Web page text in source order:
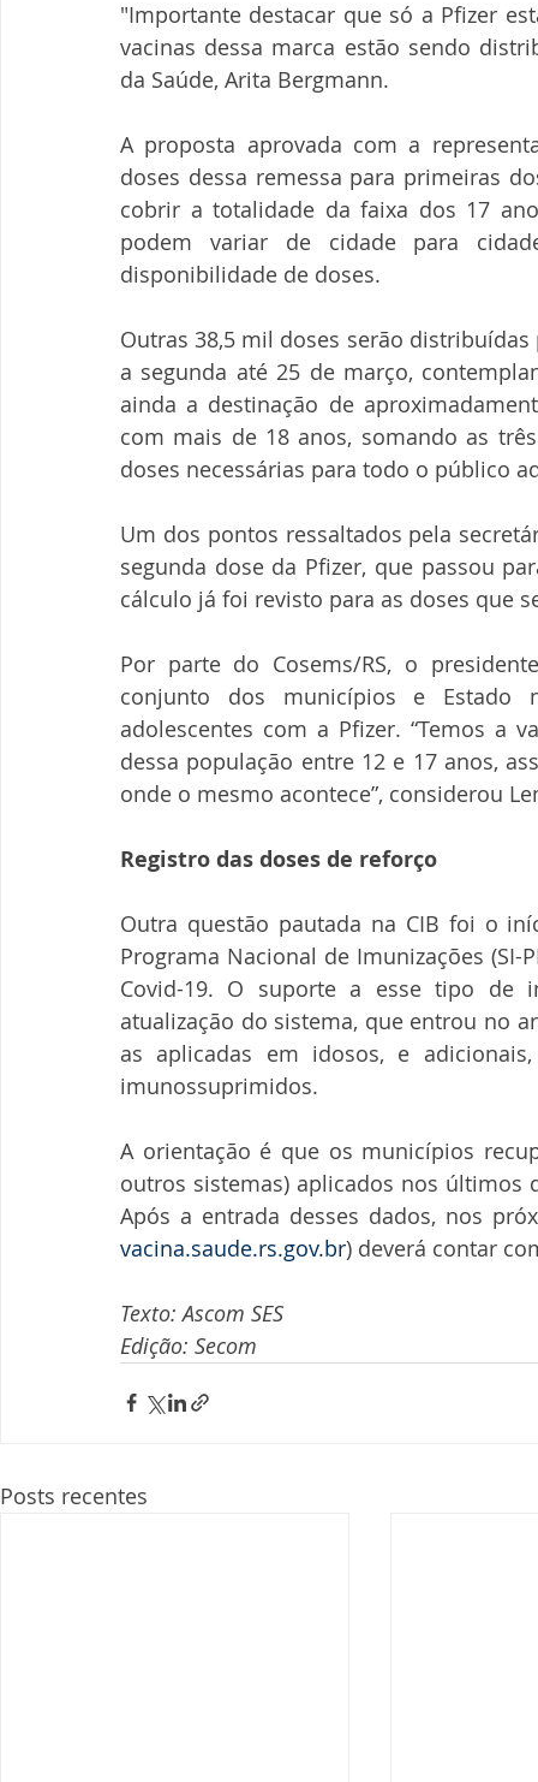
"Importante destacar que só a Pfizer
vacinas dessa marca estão sendo
da Saúde, Arita Bergmann.
A proposta aprovada com a
doses dessa remessa para primeiras
cobrir a totalidade da faixa dos 17
podem variar de cidade para
disponibilidade de doses.
Outras 38,5 mil doses serão
a segunda até 25 de março,
ainda a destinação de
com mais de 18 anos, somando as
doses necessárias para todo o público
Um dos pontos ressaltados pela
segunda dose da Pfizer, que passou
cálculo já foi revisto para as doses que
Por parte do Cosems/RS, o
conjunto dos municípios e Estado
adolescentes com a Pfizer. “Temos a
dessa população entre 12 e 17 anos,
onde o mesmo acontece”, considerou
Registro das doses de reforço
Outra questão pautada na CIB foi o
Programa Nacional de Imunizações
Covid-19. O suporte a esse tipo de
atualização do sistema, que entrou no
as aplicadas em idosos, e
imunossuprimidos.
A orientação é que os municípios
outros sistemas) aplicados nos últimos
vacina.saude.rs.gov.br) deverá contar
Texto: Ascom SES
Edição: Secom
Posts recentes